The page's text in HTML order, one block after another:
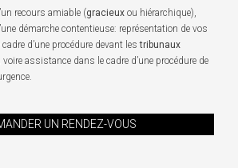
recours amiable (gracieux ou hiérarchique),
démarche contentieuse: représentation de vos
d’une procédure devant lestribunaux
, voire assistance dans le cadre d’une procédure de
UN RENDEZ-VOUS